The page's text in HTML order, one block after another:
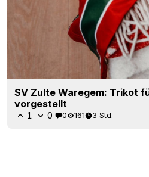
SV Zulte Waregem: Trikot
vorgestellt
1 0 0 161 3 Std.